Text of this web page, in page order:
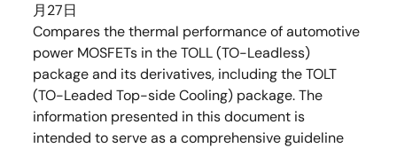
月27日
Compares the thermal performance of automotive
power MOSFETs in the TOLL (TO-Leadless)
package and its derivatives, including the TOLT
(TO-Leaded Top-side Cooling) package. The
information presented in this document is
intended to serve as a comprehensive guideline